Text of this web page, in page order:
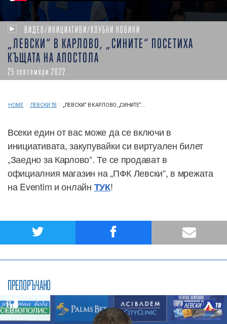
ВИДЕО/ИНИЦИАТИВИ/КЛУБНИ НОВИНИ
„ЛЕВСКИ“ В КАРЛОВО, „СИНИТЕ“ ПОСЕТИХА
КЪЩАТА НА АПОСТОЛА
25 септември 2022
HOME / ЛЕВСКИ ТВ / „ЛЕВСКИ“ В КАРЛОВО, „СИНИТЕ“...
Всеки един от вас може да се включи в
инициативата, закупувайки си виртуален билет
„Заедно за Карлово“. Те се продават в
официалния магазин на „ПФК Левски“, в мрежата
на Eventim и онлайн ТУК!
ПРЕПОРЪЧАНО